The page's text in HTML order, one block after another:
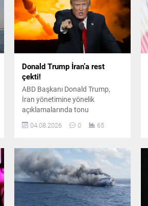
Donald Trump İran’a rest
çekti!
ABD Başkanı Donald Trump,
İran yönetimine yönelik
açıklamalarında tonu
“anlaşma ya da tam teslimiyet”
bulunmadığını savundu.
04.08.2026 0 65